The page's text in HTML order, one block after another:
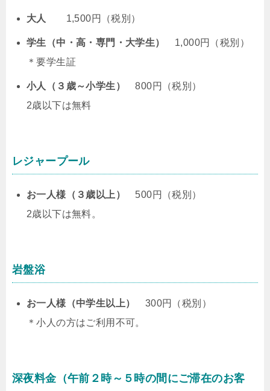
大人 1,500円（税別）
学生（中・高・専門・大学生）
1,000円（税別）
＊要学生証
小人（３歳～小学生）
800円（税別）
2歳以下は無料
レジャープール
お一人様（３歳以上）
500円（税別）
2歳以下は無料。
岩盤浴
お一人様（中学生以上）
300円（税別）
＊小人の方はご利用不可。
深夜料金（午前２時～５時の間にご滞在のお客